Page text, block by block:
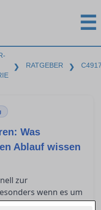
☰
❯ RATGEBER ❯
Was
Ablauf wissen
zur
wenn es um
über die